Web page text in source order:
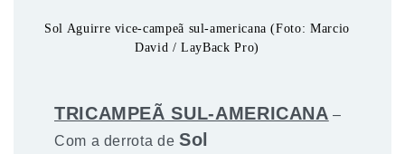
Sol Aguirre vice-campeã sul-americana (Foto: Marcio
David / LayBack Pro)
TRICAMPEÃ SUL-AMERICANA –
Com a derrota de Sol